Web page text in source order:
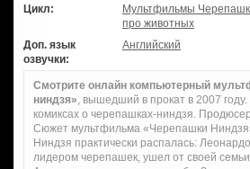
Цикл:
Мультфильмы
про животных
Доп. язык
озвучки:
Английский
Смотрите онлайн компьютерный
ниндзя» , вышедший в прокат в 2007
комиксах о черепашках-ниндзя.
Сюжет мультфильма «Черепашки
Ниндзя практически распалась:
лидером черепашек, ушел от своей